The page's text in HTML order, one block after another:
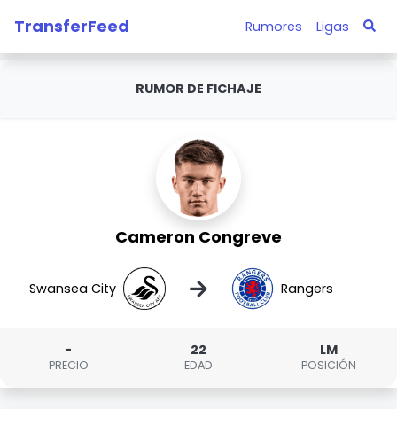
TransferFeed Rumores Ligas
RUMOR DE FICHAJE
Cameron Congreve
Swansea City → Rangers
-
PRECIO
22
EDAD
LM
POSICIÓN